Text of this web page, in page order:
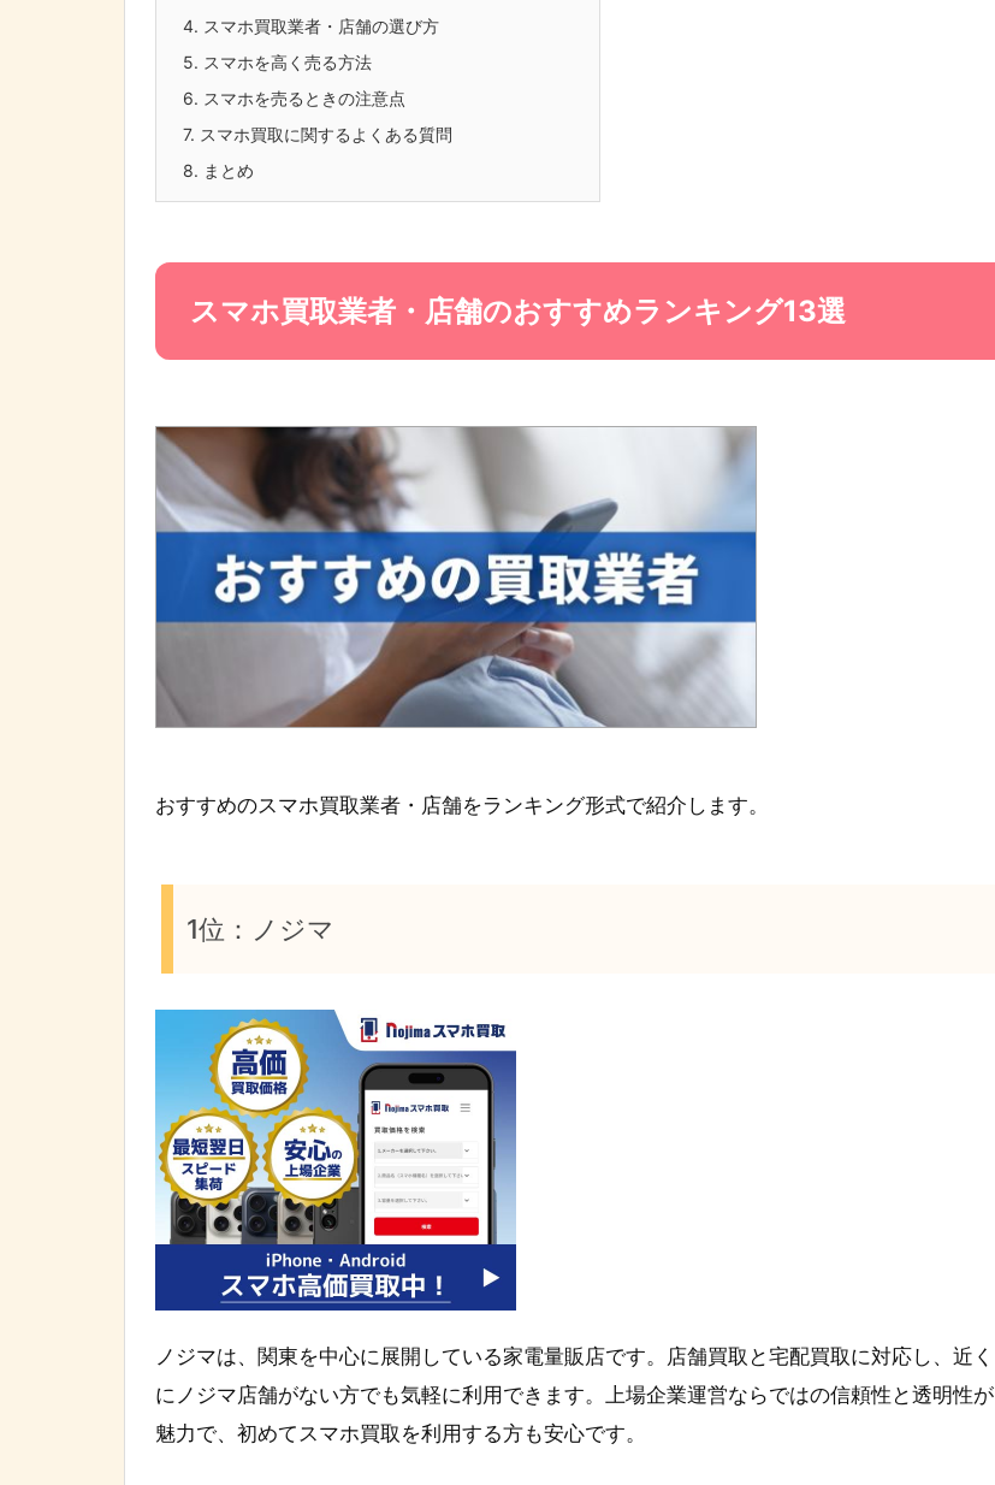
4. スマホ買取業者・店舗の選び方
5. スマホを高く売る方法
6. スマホを売るときの注意点
7. スマホ買取に関するよくある質問
8. まとめ
スマホ買取業者・店舗のおすすめランキング13選
おすすめのスマホ買取業者・店舗をランキング形式で紹介します。
1位：ノジマ
ノジマは、関東を中心に展開している家電量販店です。店舗買取と宅配買取に対応し、近く
にノジマ店舗がない方でも気軽に利用できます。上場企業運営ならではの信頼性と透明性が
魅力で、初めてスマホ買取を利用する方も安心です。